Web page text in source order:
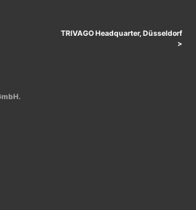
TRIVAGO Headquarter, Düsseldorf